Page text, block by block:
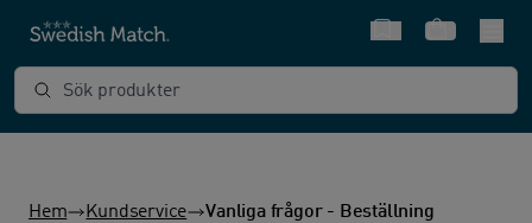
SnabbvalVarukorg
Sök produkter
Hem Kundservice Vanliga frågor - Beställning